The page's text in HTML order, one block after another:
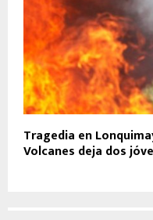
Tragedia en
Volcanes deja dos